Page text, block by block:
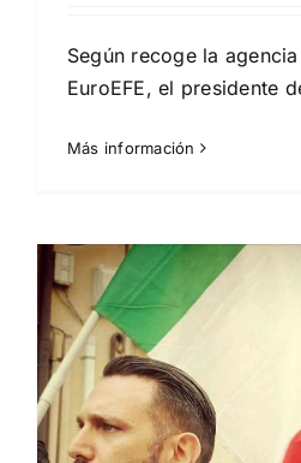
Según recoge la
EuroEFE, el presidente
Más información